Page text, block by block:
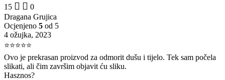
15
0
Dragana Grujica
Ocjenjeno 5 od 5
4 ožujka, 2023
⭐⭐⭐⭐⭐
Ovo je prekrasan proizvod za odmorit dušu i tijelo. Tek sam počela
slikati, ali čim završim objavit ću sliku.
Hasznos?